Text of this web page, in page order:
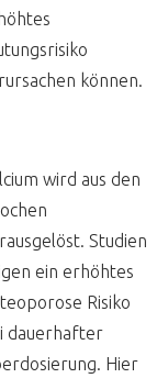
können.
wird aus den
Studien
ein erhöhtes
Risiko
dauerhafter
Hier